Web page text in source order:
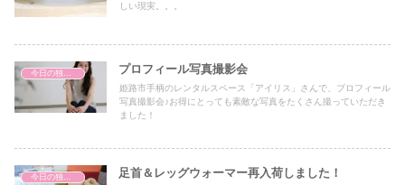
しい現実。。。
今日の独り言 プロフィール写真撮影会
姫路市手柄のレンタルスペース「アイリス」さんで、プロフィール
写真撮影会♪お得にとっても素敵な写真をたくさん撮っていただき
ました！
足首＆レッグウォーマー再入荷しました！